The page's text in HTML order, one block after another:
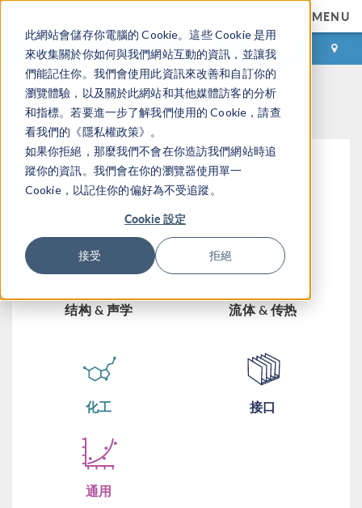
此網站會儲存你電腦的 Cookie。這些 Cookie 是用
來收集關於你如何與我們網站互動的資訊，並讓我
們能記住你。我們會使用此資訊來改善和自訂你的
瀏覽體驗，以及關於此網站和其他媒體訪客的分析
和指標。若要進一步了解我們使用的 Cookie，請查
看我們的《隱私權政策》。
如果你拒絕，那麼我們不會在你造訪我們網站時追
蹤你的資訊。我們會在你的瀏覽器使用單一
Cookie，以記住你的偏好為不受追蹤。
Cookie 設定
接受 拒絕
MENU
登录 咨询与购买
活动
仿真流程
结构 & 声学 流体 & 传热
化工 接口
通用